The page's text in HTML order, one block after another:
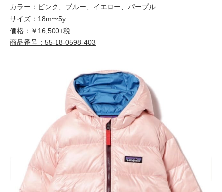
カラー：ピンク、ブルー、イエロー、パープル
サイズ：18m〜5y
価格：￥16,500+税
商品番号：55-18-0598-403